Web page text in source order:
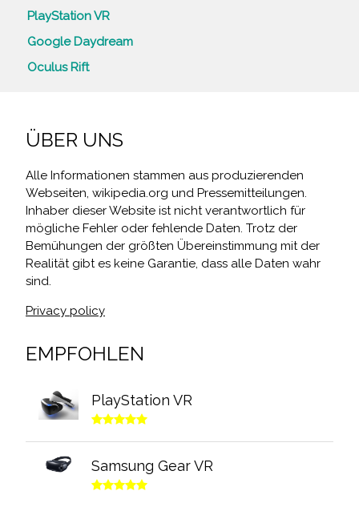
PlayStation VR
Google Daydream
Oculus Rift
ÜBER UNS
Alle Informationen stammen aus produzierenden
Webseiten, wikipedia.org und Pressemitteilungen.
Inhaber dieser Website ist nicht verantwortlich für
mögliche Fehler oder fehlende Daten. Trotz der
Bemühungen der größten Übereinstimmung mit der
Realität gibt es keine Garantie, dass alle Daten wahr
sind.
Privacy policy
EMPFOHLEN
PlayStation VR
Samsung Gear VR